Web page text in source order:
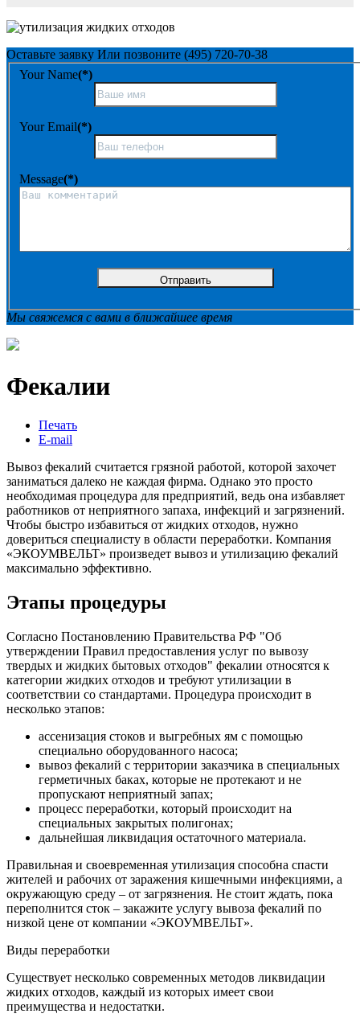
Оставьте заявку Или позвоните (495) 720-70-38
Your Name(*)
Your Email(*)
Message(*)
Мы свяжемся с вами в ближайшее время
Фекалии
Печать
E-mail
Вывоз фекалий считается грязной работой, которой захочет
заниматься далеко не каждая фирма. Однако это просто
необходимая процедура для предприятий, ведь она избавляет
работников от неприятного запаха, инфекций и загрязнений.
Чтобы быстро избавиться от жидких отходов, нужно
довериться специалисту в области переработки. Компания
«ЭКОУМВЕЛЬТ» произведет вывоз и утилизацию фекалий
максимально эффективно.
Этапы процедуры
Согласно Постановлению Правительства РФ "Об
утверждении Правил предоставления услуг по вывозу
твердых и жидких бытовых отходов" фекалии относятся к
категории жидких отходов и требуют утилизации в
соответствии со стандартами. Процедура происходит в
несколько этапов:
ассенизация стоков и выгребных ям с помощью
специально оборудованного насоса;
вывоз фекалий с территории заказчика в специальных
герметичных баках, которые не протекают и не
пропускают неприятный запах;
процесс переработки, который происходит на
специальных закрытых полигонах;
дальнейшая ликвидация остаточного материала.
Правильная и своевременная утилизация способна спасти
жителей и рабочих от заражения кишечными инфекциями, а
окружающую среду – от загрязнения. Не стоит ждать, пока
переполнится сток – закажите услугу вывоза фекалий по
низкой цене от компании «ЭКОУМВЕЛЬТ».
Виды переработки
Существует несколько современных методов ликвидации
жидких отходов, каждый из которых имеет свои
преимущества и недостатки.